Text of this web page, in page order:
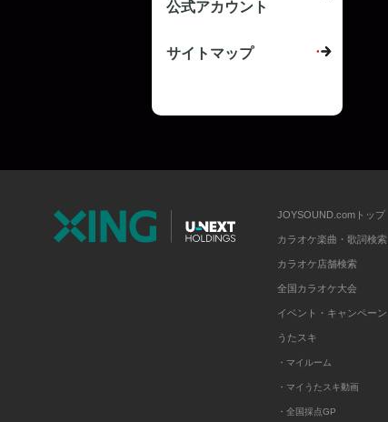
公式アカウント
サイトマップ
JOYSOUND.comトップ
カラオケ楽曲・歌詞検索
カラオケ店舗検索
全国カラオケ大会
イベント・キャンペーン
うたスキ
・マイルーム
・マイうたスキ動画
・全国採点GP